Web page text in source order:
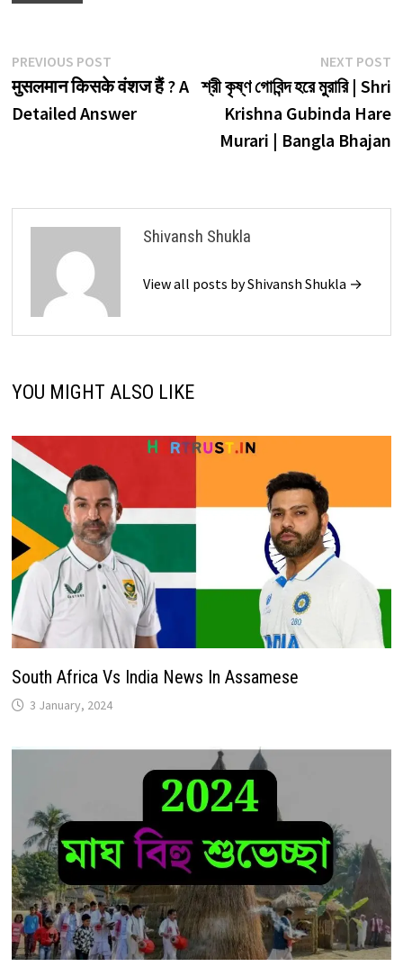
Post
navigation
PREVIOUS POSTPrevious
post:
मुसलमान किसके वंशज हैं ? A
Detailed Answer
NEXT POST
শ্রী কৃষ্ণ গোবিন্দ হরে মুরারি | Shri
Krishna Gubinda Hare
Murari | Bangla Bhajan
Shivansh Shukla
View all posts by Shivansh Shukla →
YOU MIGHT ALSO LIKE
South Africa Vs India News In Assamese
3 January, 2024